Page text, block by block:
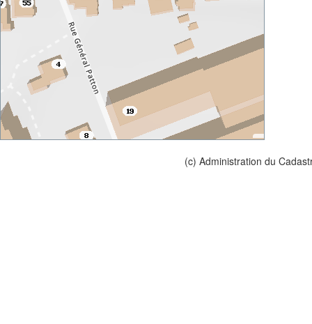
(c) Administration du